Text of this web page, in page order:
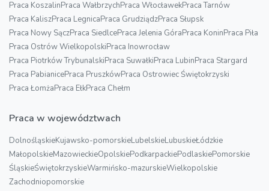
Praca KoszalinPraca WałbrzychPraca WłocławekPraca Tarnów
Praca KaliszPraca LegnicaPraca GrudziądzPraca Słupsk
Praca Nowy SączPraca SiedlcePraca Jelenia GóraPraca KoninPraca Piła
Praca Ostrów WielkopolskiPraca Inowrocław
Praca Piotrków TrybunalskiPraca SuwałkiPraca LubinPraca Stargard
Praca PabianicePraca PruszkówPraca Ostrowiec Świętokrzyski
Praca ŁomżaPraca EłkPraca Chełm
Praca w województwach
DolnośląskieKujawsko-pomorskieLubelskieLubuskieŁódzkie
MałopolskieMazowieckieOpolskiePodkarpackiePodlaskiePomorskie
ŚląskieŚwiętokrzyskieWarmińsko-mazurskieWielkopolskie
Zachodniopomorskie